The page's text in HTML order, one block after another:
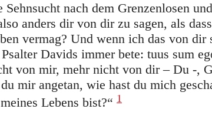
nach dem Grenzenlosen
anders dir von dir zu sagen, als
vermag? Und wenn ich das von dir
Davids immer bete: tuus sum
von mir, mehr nicht von dir – Du -,
mir angetan, wie hast du mich
Lebens bist?“ 1